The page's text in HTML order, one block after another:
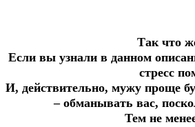
Так что
Если вы узнали в данном
стресс
И, действительно, мужу проще
– обманывать вас,
Тем не